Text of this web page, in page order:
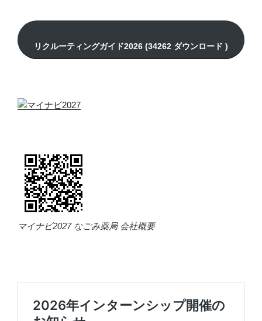
マイナビ2027 なごみ薬局 会社概要